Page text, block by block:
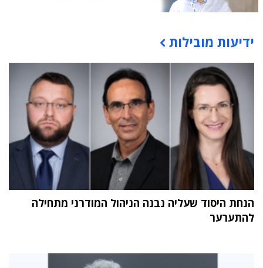
תוכן פרסומי
ידיעות מובילות
הנחת היסוד שעליה נבנה הניהול המודרני מתחילה
להתערער